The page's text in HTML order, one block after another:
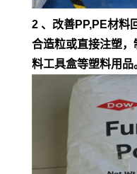
2 、改善PP,PE材料
合造粒或直接注塑
料工具盒等塑料用品